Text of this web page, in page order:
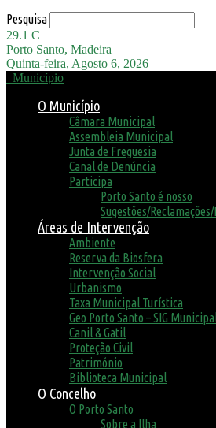
Pesquisa
29.1 C
Porto Santo, Madeira
Quinta-feira, Agosto 6, 2026
Município
O Município
Câmara Municipal
Assembleia Municipal
Junta de Freguesia
Canal de Denúncia
Participa
Porto Santo é nosso
Sugestões/
Áreas de Intervenção
Ambiente
Reserva da Biosfera
Intervenção Social
Urbanismo
Taxa Municipal Turística
Geo Porto Santo – SIG
Canil & Gatil
Proteção Civil
Património
Biblioteca Municipal
O Concelho
O Porto Santo
Sobre a Ilha